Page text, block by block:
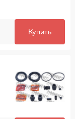
Купить